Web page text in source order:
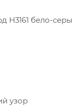
H3161 бело-
узор